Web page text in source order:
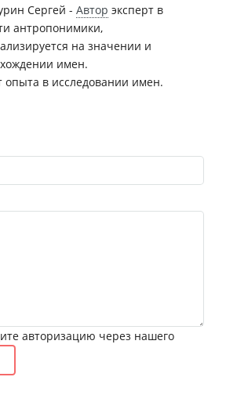
Сергей - Автор эксперт в
антропонимики,
на значении и
имен.
опыта в исследовании имен.
авторизацию через нашего